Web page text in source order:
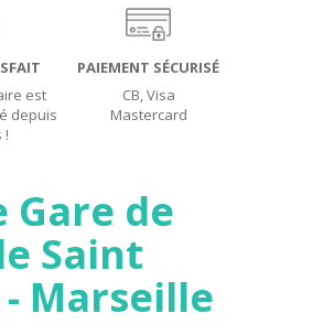
est
depuis
!
PAIEMENT SÉCURISÉ
CB, Visa
Mastercard
Gare de
Saint
Marseille